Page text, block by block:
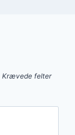
Krævede felter